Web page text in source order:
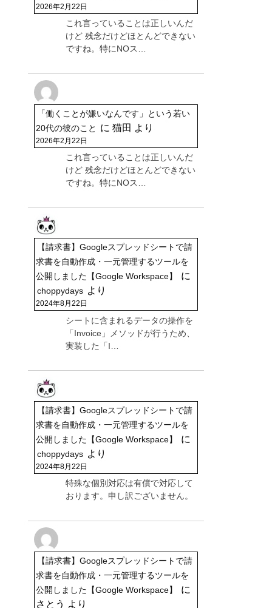
2026年2月22日
これ言っていることは正しいんだ
けど 残念だけどほとんどできない
ですね。特にNOス…
「働くことが嫌いなんです」という若い
20代の彼のこと
に 猫田 より
2026年2月22日
これ言っていることは正しいんだ
けど 残念だけどほとんどできない
ですね。特にNOス…
【請求書】Googleスプレッドシートで請
求書を自動作成・一元管理するツールを
公開しました【Google Workspace】
に
choppydays より
2024年8月22日
シートに含まれるデータの操作を
「Invoice」メソッドが行うため、
実装した「I…
【請求書】Googleスプレッドシートで請
求書を自動作成・一元管理するツールを
公開しました【Google Workspace】
に
choppydays より
2024年8月22日
特殊な個別対応は有償で対応して
おります。申し訳ございません。
【請求書】Googleスプレッドシートで請
求書を自動作成・一元管理するツールを
公開しました【Google Workspace】
に
さとう より